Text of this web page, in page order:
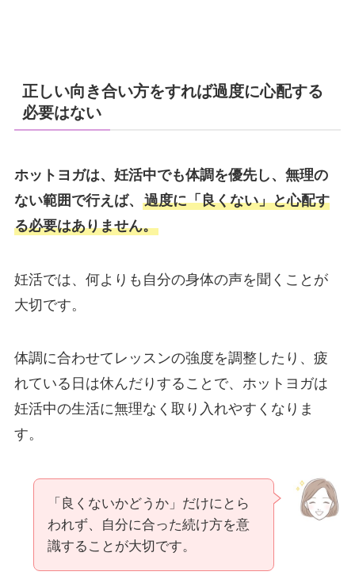
正しい向き合い方をすれば過度に心配する
必要はない
ホットヨガは、妊活中でも体調を優先し、無理の
ない範囲で行えば、 過度に「良くない」と心配す
る必要はありません。
妊活では、何よりも自分の身体の声を聞くことが
大切です。
体調に合わせてレッスンの強度を調整したり、疲
れている日は休んだりすることで、ホットヨガは
妊活中の生活に無理なく取り入れやすくなりま
す。
「良くないかどうか」だけにとら
われず、自分に合った続け方を意
識することが大切です。